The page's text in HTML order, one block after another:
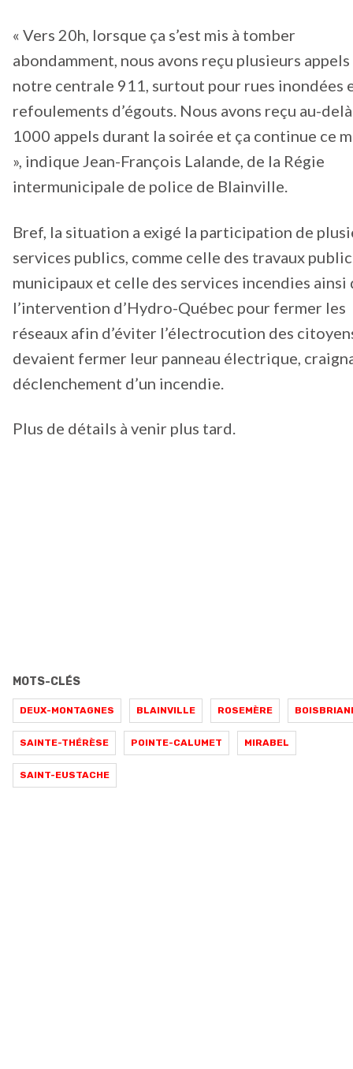
« Vers 20h, lorsque ça s’est mis à tomber
abondamment, nous avons reçu plusieurs appels
notre centrale 911, surtout pour rues inondées
refoulements d’égouts. Nous avons reçu au-
1000 appels durant la soirée et ça continue ce
», indique Jean-François Lalande, de la Régie
intermunicipale de police de Blainville.
Bref, la situation a exigé la participation de
services publics, comme celle des travaux
municipaux et celle des services incendies ainsi
l’intervention d’Hydro-Québec pour fermer les
réseaux afin d’éviter l’électrocution des
devaient fermer leur panneau électrique,
déclenchement d’un incendie.
Plus de détails à venir plus tard.
MOTS-CLÉS
DEUX-MONTAGNES BLAINVILLE ROSEMÈRE
SAINTE-THÉRÈSE POINTE-CALUMET MIRABEL
SAINT-EUSTACHE